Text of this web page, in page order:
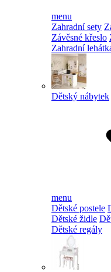
menu
Zahradní sety
Závěsné křeslo
Zahradní
Dětský nábytek
menu
Dětské postele
Dětské židle
Dětské regály